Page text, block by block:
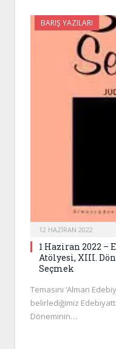
BARIŞ YAZILARI
12 HAZIRAN 2022
1 Haziran 2022 –
Atölyesi, XIII.
Seçmek
Temasını ‘Alman
belirlediğimiz
Döneminin…